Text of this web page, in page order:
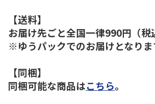
【送料】
お届け先ごと全国一律990円（税
※ゆうパックでのお届けとなりま
【同梱】
同梱可能な商品はこちら。